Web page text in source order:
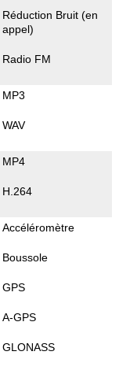
Réduction Bruit (en
appel)
Radio FM
MP3
WAV
MP4
H.264
Accéléromètre
Boussole
GPS
A-GPS
GLONASS